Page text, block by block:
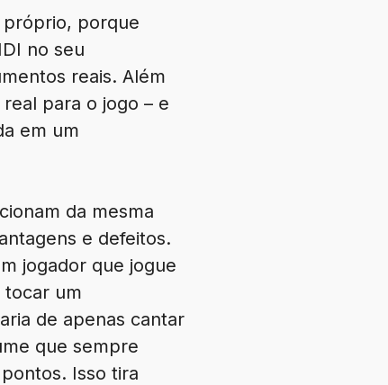
próprio, porque
no seu
reais. Além
para o jogo – e
em um
da mesma
e defeitos.
jogador que jogue
tocar um
de apenas cantar
que sempre
Isso tira